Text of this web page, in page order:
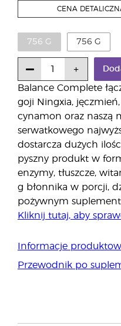
Balance Complete
goji Ningxia,
cynamon oraz naszą
serwatkowego
dostarcza dużych
pyszny produkt w
enzymy, tłuszcze,
g błonnika w porcji,
pożywnym
Kliknij tutaj, aby
Informacje
Przewodnik po
CENA
756 G 756 G